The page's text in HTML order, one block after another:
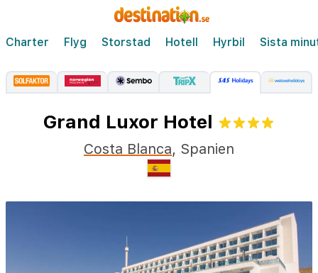
Charter Flyg Storstad Hotell Hyrbil Sista
Grand Luxor Hotel
Costa Blanca, Spanien